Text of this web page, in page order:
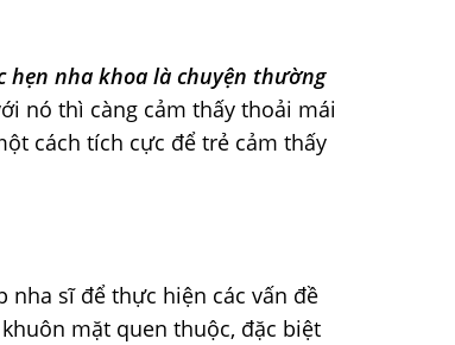
hẹn nha khoa là chuyện thường
nó thì càng cảm thấy thoải mái
cách tích cực để trẻ cảm thấy
nha sĩ để thực hiện các vấn đề
mặt quen thuộc, đặc biệt